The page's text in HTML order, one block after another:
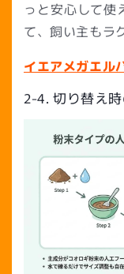
っと安心して使
て、飼い主もラ
イエアメガエル
2-4. 切り替え